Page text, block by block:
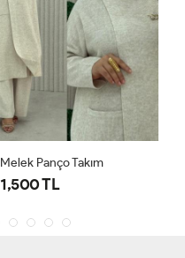
Melek Panço Takım
1,500 TL